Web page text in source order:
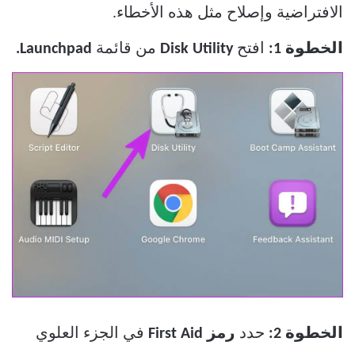
الافتراضية وإصلاح مثل هذه الأخطاء.
الخطوة 1: افتحDisk Utility من قائمة Launchpad.
الخطوة 2: حدد رمز First Aid في الجزء العلوي